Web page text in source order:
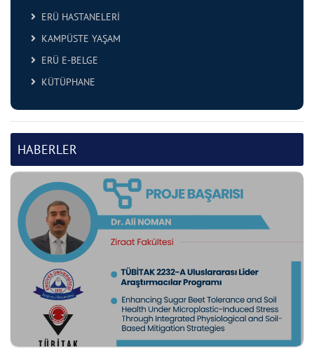
ERÜ HASTANELERİ
KAMPÜSTE YAŞAM
ERÜ E-BELGE
KÜTÜPHANE
HABERLER